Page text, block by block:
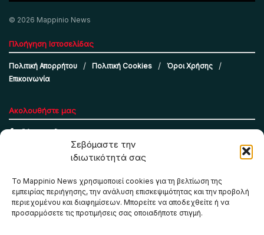
Σεβόμαστε την
ιδιωτικότητά σας
Το Mappinio News χρησιμοποιεί cookies για τη βελτίωση της
εμπειρίας περιήγησης, την ανάλυση επισκεψιμότητας και την προβολή
περιεχομένου και διαφημίσεων. Μπορείτε να αποδεχθείτε ή να
προσαρμόσετε τις προτιμήσεις σας οποιαδήποτε στιγμή.
© 2026 Mappinio News
Πλοήγηση Ιστοσελίδας
Πολιτική Απορρήτου Πολιτική Cookies
Όροι Χρήσης
Επικοινωνία
Ακολουθήστε μας